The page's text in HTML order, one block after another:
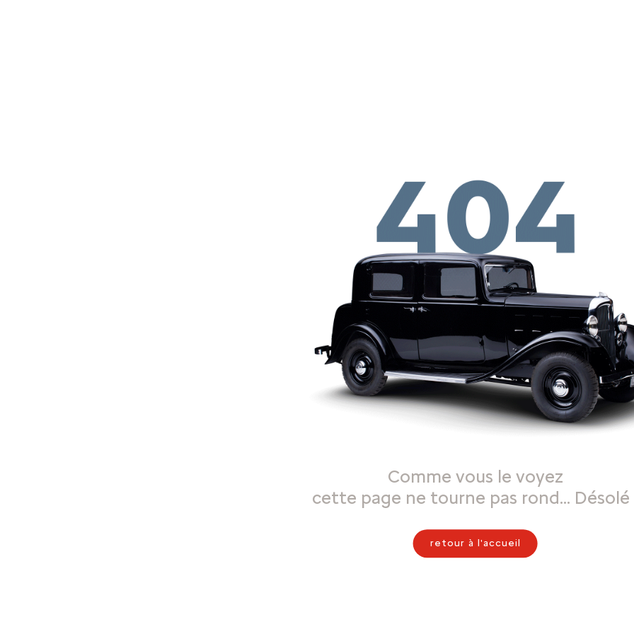
Comme vous le voyez
cette page ne tourne pas rond… Désolé
retour à l'accueil